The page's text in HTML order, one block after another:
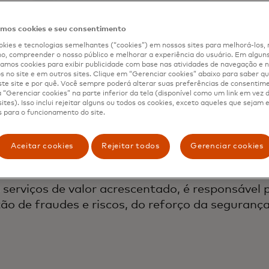
dá poder às pessoas em todo o mundo.
tornando as transações seguras,
de pagamentos comerciais e novos
digital nos seus próprios termos.
de valor acrescentado, é responsável
de fraudes e riscos, do reforço da
cookies e seu consentimento
e tecnologias semelhantes (“cookies”) em nossos sites para melhorá-los,
compreender o nosso público e melhorar a experiência do usuário. Em
cookies para exibir publicidade com base nas atividades de navegação e
no site e em outros sites. Clique em “Gerenciar cookies” abaixo para saber
site e por quê. Você sempre poderá alterar suas preferências de
cookies” na parte inferior da tela (disponível como um link em vez
Isso inclui rejeitar alguns ou todos os cookies, exceto aqueles que sejam
para o funcionamento do site.
Aceitar cookies Rejeitar todos Gerenciar cookies